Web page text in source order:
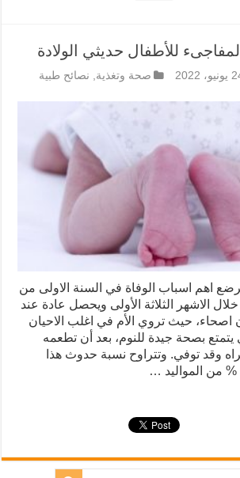
للأطفال حديثي الولادة
2022 صحة وتغذية
نصائح طبية
اهم اسباب الوفاة في السنة الاولى من
الاشهر الثلاثة الأولى ويحصل عادة عند
اصحاء، حيث تروي الأم في اغلب الاحيان
يتمتع بصحة جيدة للنوم، بعد أن تطعمه
وقد توفي. وتتراوح نسبة حدوث هذا